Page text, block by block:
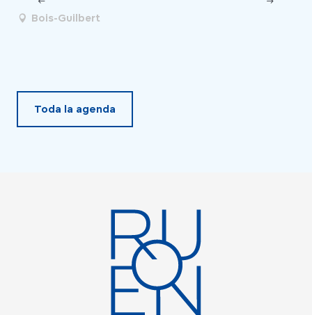
Bois-Guilbert
Toda la agenda